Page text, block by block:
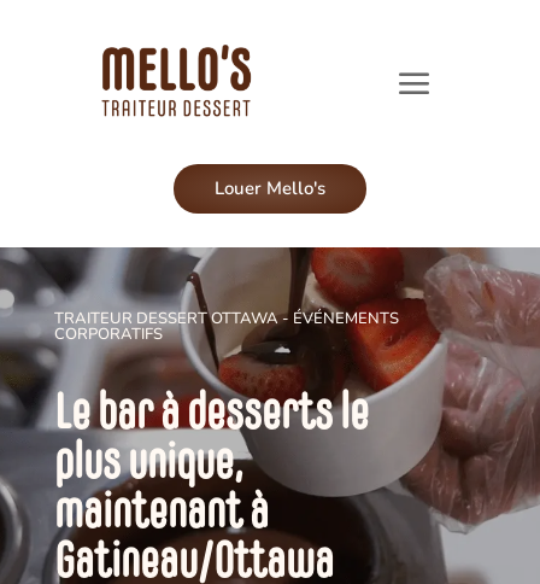
Louer Mello's
TRAITEUR DESSERT OTTAWA - ÉVÉNEMENTS
CORPORATIFS
Le bar à desserts le
plus unique,
maintenant à
Gatineau/Ottawa